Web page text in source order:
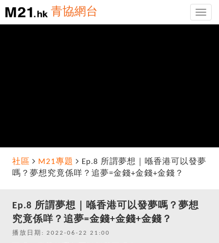
Toggle
青協網台
社區 M21專題
Ep.8 所謂夢想｜喺香港可以發夢
嗎？夢想究竟係咩？追夢=金錢+金錢+金錢？
Ep.8 所謂夢想｜喺香港可以發夢嗎？夢想
究竟係咩？追夢=金錢+金錢+金錢？
播放日期: 2022-06-22 21:00